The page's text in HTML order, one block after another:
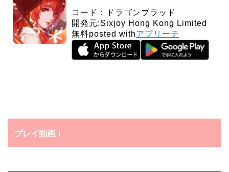
コード：ドラゴンブラッド
開発元:Sixjoy Hong Kong Limited
無料posted withアプリーチ
プレイ動画！